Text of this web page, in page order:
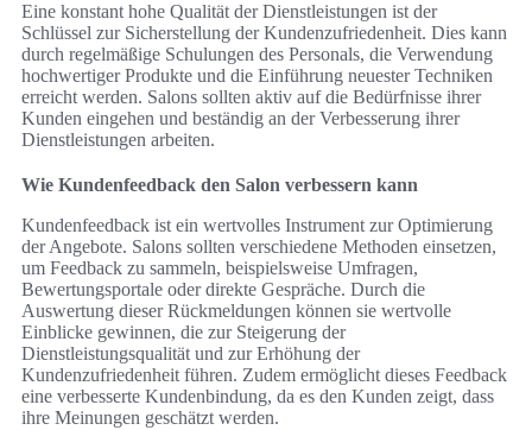
Eine konstant hohe Qualität der Dienstleistungen ist der
Schlüssel zur Sicherstellung der Kundenzufriedenheit. Dies kann
durch regelmäßige Schulungen des Personals, die Verwendung
hochwertiger Produkte und die Einführung neuester Techniken
erreicht werden. Salons sollten aktiv auf die Bedürfnisse ihrer
Kunden eingehen und beständig an der Verbesserung ihrer
Dienstleistungen arbeiten.
Wie Kundenfeedback den Salon verbessern kann
Kundenfeedback ist ein wertvolles Instrument zur Optimierung
der Angebote. Salons sollten verschiedene Methoden einsetzen,
um Feedback zu sammeln, beispielsweise Umfragen,
Bewertungsportale oder direkte Gespräche. Durch die
Auswertung dieser Rückmeldungen können sie wertvolle
Einblicke gewinnen, die zur Steigerung der
Dienstleistungsqualität und zur Erhöhung der
Kundenzufriedenheit führen. Zudem ermöglicht dieses Feedback
eine verbesserte Kundenbindung, da es den Kunden zeigt, dass
ihre Meinungen geschätzt werden.